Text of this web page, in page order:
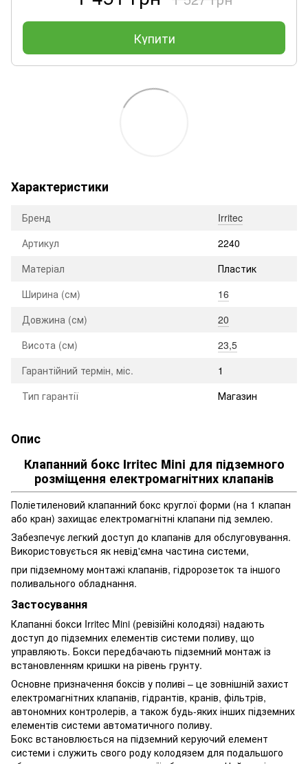
Купити
Характеристики
Бренд
Irritec
Артикул
2240
Матеріал
Пластик
Ширина (см)
16
Довжина (см)
20
Висота (см)
23,5
Гарантійний термін, міс.
1
Тип гарантії
Магазин
Опис
Клапанний бокс Irritec Mini для підземного
розміщення електромагнітних клапанів
Поліетиленовий клапанний бокс круглої форми (на 1 клапан
або кран) захищає електромагнітні клапани під землею.
Забезпечує легкий доступ до клапанів для обслуговування.
Використовується як невід'ємна частина системи,
при підземному монтажі клапанів, гідророзеток та іншого
поливального обладнання.
Застосування
Клапанні бокси Irritec Mini (ревізійні колодязі) надають
доступ до підземних елементів системи поливу, що
управляють. Бокси передбачають підземний монтаж із
встановленням кришки на рівень грунту.
Основне призначення боксів у поливі – це зовнішній захист
електромагнітних клапанів, гідрантів, кранів, фільтрів,
автономних контролерів, а також будь-яких інших підземних
елементів системи автоматичного поливу.
Бокс встановлюється на підземний керуючий елемент
системи і служить свого роду колодязем для подальшого